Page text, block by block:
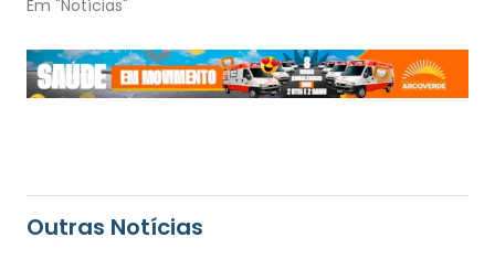
Em "Notícias"
Outras Notícias